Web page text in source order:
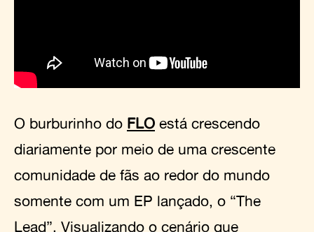
O burburinho do FLO está crescendo
diariamente por meio de uma crescente
comunidade de fãs ao redor do mundo
somente com um EP lançado, o “The
Lead”. Visualizando o cenário que